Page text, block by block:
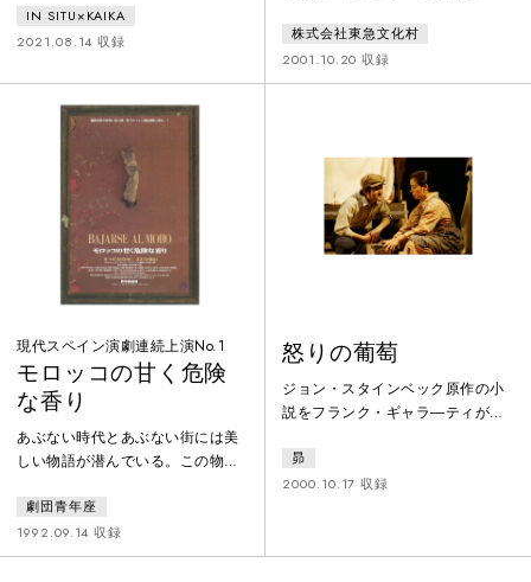
達起が、その発展版として手がけ
た「既成戯曲の演出シリーズ」の
ム・ストッパードの『アルカディ
ア』を大石自ら演出しました。
IN SITU×KAIKA
2021.08.14 収録
株式会社東急文化村
2001.10.20 収録
現代スペイン演劇連続上演No.1
モロッコの甘く危険
な香り
あぶない時代とあぶない街には美
しい物語が潜んでいる。この物語
に生れた現代のスペイン論であ
り、長い牛睡から覚めた現代のウ
エストサイドストーリーである。
劇団青年座
1992.09.14 収録
怒りの葡萄
ジョン・スタインベック原作の小
説をフランク・ギャラ―ティが脚
干ばつと砂嵐を契機に、故郷オク
ラホマを追われ、カルフォルニア
昴
2000.10.17 収録